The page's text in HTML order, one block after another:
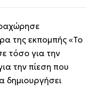
της εκπομπής «Το
τόσο για την
την πίεση που
δημιουργήσει